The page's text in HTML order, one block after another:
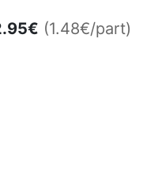
€ (1.48€/part)